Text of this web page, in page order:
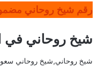
رقم شيخ روحاني
شيخ روحاني في
شيخ روحاني,شيخ روحاني